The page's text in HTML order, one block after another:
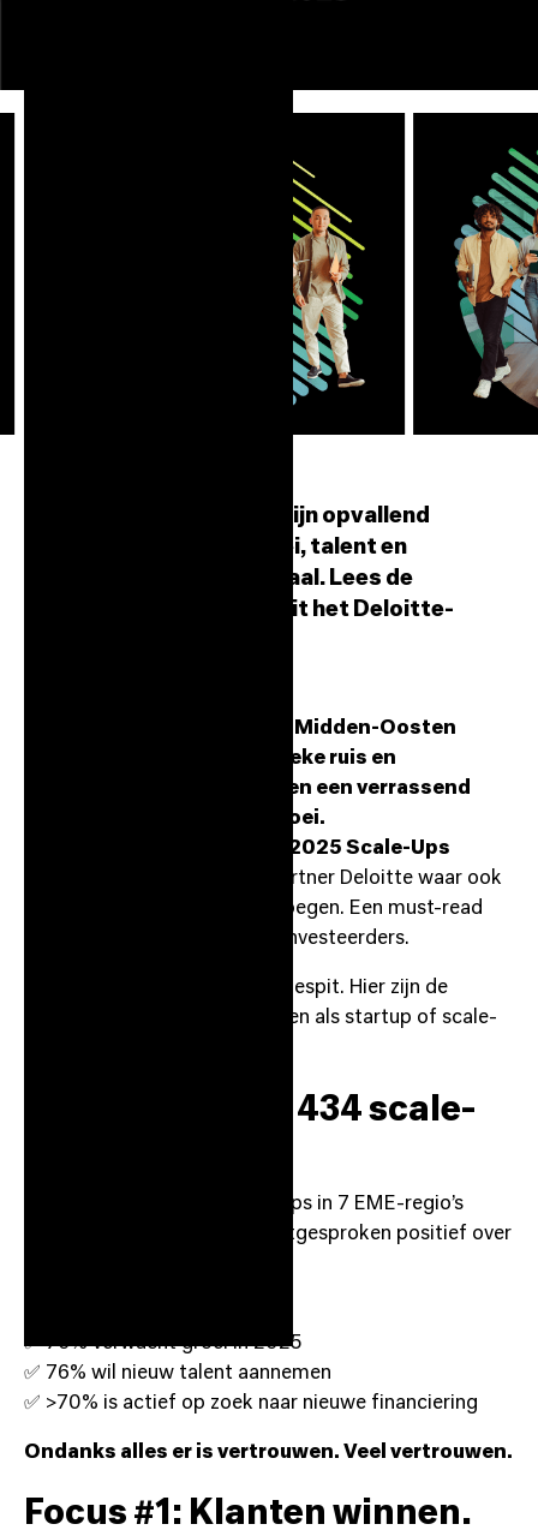
Nederlandse scale-ups zijn opvallend
positief over 2025. Groei, talent en
financiering staan centraal. Lees de
belangrijkste inzichten uit het Deloitte-
Scale-ups in Europa en het Midden-Oosten
hebben ondanks geopolitieke ruis en
economische onzekerheden een verrassend
sterk vertrouwen in hun groei.
2025 Scale-Ups
van ./partner Deloitte waar ook
diverse Dotslashers aan bijdroegen. Een must-read
voor founders, operators en investeerders.
We hebben het rapport doorgespit. Hier zijn de
moet weten als startup of scale-
De mindset van 434 scale-
Technologiegedreven scale-ups in 7 EME-regio’s
(waaronder Nederland) zijn uitgesproken positief over
✅ 70% verwacht groei in 2025
✅ 76% wil nieuw talent aannemen
✅ >70% is actief op zoek naar nieuwe financiering
Ondanks alles er is vertrouwen. Veel vertrouwen.
Focus #1: Klanten winnen.